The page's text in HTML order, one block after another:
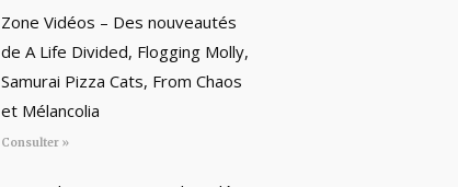
Zone Vidéos – Des nouveautés
de A Life Divided, Flogging Molly,
Samurai Pizza Cats, From Chaos
et Mélancolia
Consulter »